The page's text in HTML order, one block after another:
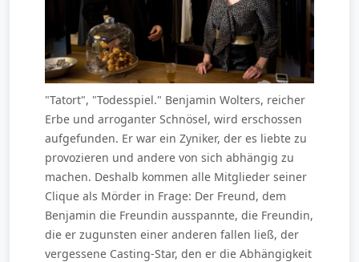
"Tatort", "Todesspiel." Benjamin Wolters, reicher
Erbe und arroganter Schnösel, wird erschossen
aufgefunden. Er war ein Zyniker, der es liebte zu
provozieren und andere von sich abhängig zu
machen. Deshalb kommen alle Mitglieder seiner
Clique als Mörder in Frage: Der Freund, dem
Benjamin die Freundin ausspannte, die Freundin,
die er zugunsten einer anderen fallen ließ, der
vergessene Casting-Star, den er die Abhängigkeit